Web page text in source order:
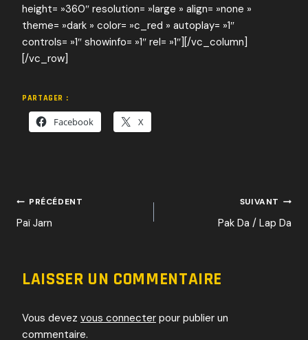
height= »360″ resolution= »large » align= »none »
theme= »dark » color= »c_red » autoplay= »1″
controls= »1″ showinfo= »1″ rel= »1″][/vc_column]
[/vc_row]
PARTAGER :
Facebook X
NAVIGATION
DE
L’ARTICLE
PRÉCÉDENT
Paï Jarn
SUIVANT
Pak Da / Lap Da
LAISSER UN COMMENTAIRE
Vous devez vous connecter pour publier un
commentaire.